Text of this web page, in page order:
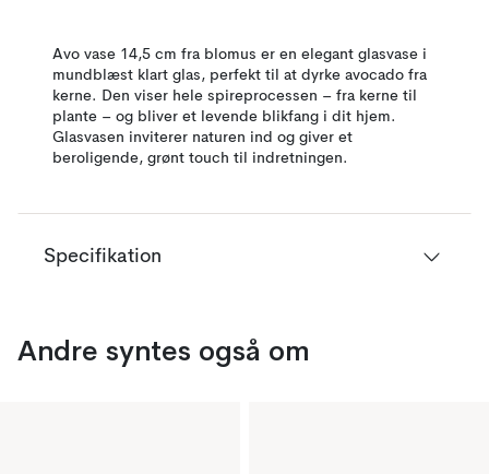
Avo vase 14,5 cm fra blomus er en elegant glasvase i
mundblæst klart glas, perfekt til at dyrke avocado fra
kerne. Den viser hele spireprocessen – fra kerne til
plante – og bliver et levende blikfang i dit hjem.
Glasvasen inviterer naturen ind og giver et
beroligende, grønt touch til indretningen.
Specifikation
Andre syntes også om